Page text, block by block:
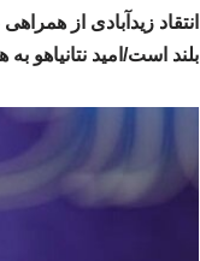
انتقاد زیدآبادی از
بلند است/امید نتانیاهو